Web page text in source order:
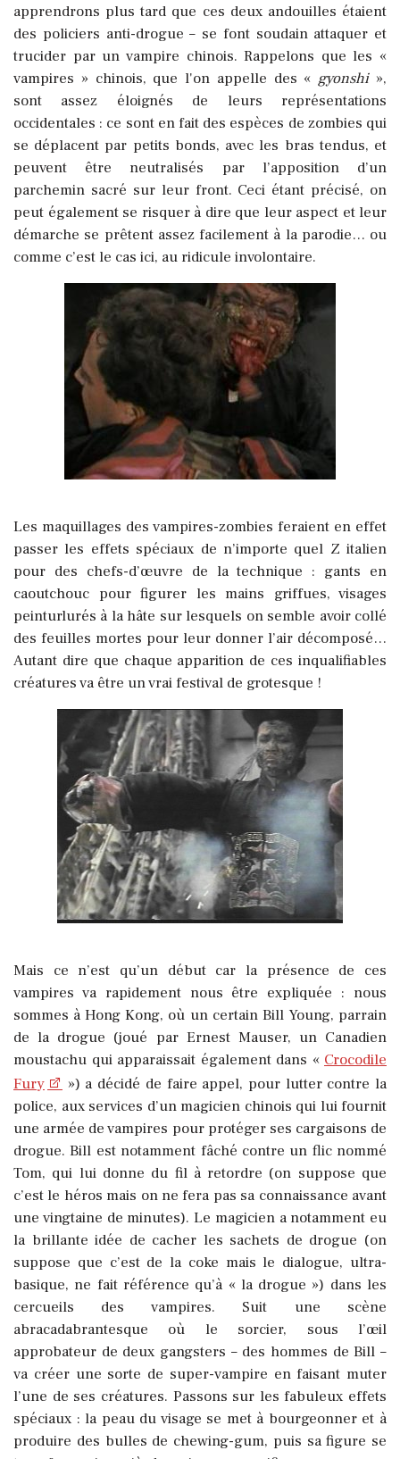
apprendrons plus tard que ces deux andouilles étaient
des policiers anti-drogue – se font soudain attaquer et
trucider par un vampire chinois. Rappelons que les «
vampires » chinois, que l'on appelle des «gyonshi»,
sont assez éloignés de leurs représentations
occidentales : ce sont en fait des espèces de zombies qui
se déplacent par petits bonds, avec les bras tendus, et
peuvent être neutralisés par l’apposition d’un
parchemin sacré sur leur front. Ceci étant précisé, on
peut également se risquer à dire que leur aspect et leur
démarche se prêtent assez facilement à la parodie… ou
comme c’est le cas ici, au ridicule involontaire.
Les maquillages des vampires-zombies feraient en effet
passer les effets spéciaux de n’importe quel Z italien
pour des chefs-d’œuvre de la technique : gants en
caoutchouc pour figurer les mains griffues, visages
peinturlurés à la hâte sur lesquels on semble avoir collé
des feuilles mortes pour leur donner l’air décomposé…
Autant dire que chaque apparition de ces inqualifiables
créatures va être un vrai festival de grotesque !
Mais ce n’est qu’un début car la présence de ces
vampires va rapidement nous être expliquée : nous
sommes à Hong Kong, où un certain Bill Young, parrain
de la drogue (joué par Ernest Mauser, un Canadien
moustachu qui apparaissait également dans « Crocodile
Fury
») a décidé de faire appel, pour lutter contre la
police, aux services d’un magicien chinois qui lui fournit
une armée de vampires pour protéger ses cargaisons de
drogue. Bill est notamment fâché contre un flic nommé
Tom, qui lui donne du fil à retordre (on suppose que
c’est le héros mais on ne fera pas sa connaissance avant
une vingtaine de minutes). Le magicien a notamment eu
la brillante idée de cacher les sachets de drogue (on
suppose que c’est de la coke mais le dialogue, ultra-
basique, ne fait référence qu’à « la drogue ») dans les
cercueils des vampires. Suit une scène
abracadabrantesque où le sorcier, sous l’œil
approbateur de deux gangsters – des hommes de Bill –
va créer une sorte de super-vampire en faisant muter
l’une de ses créatures. Passons sur les fabuleux effets
spéciaux : la peau du visage se met à bourgeonner et à
produire des bulles de chewing-gum, puis sa figure se